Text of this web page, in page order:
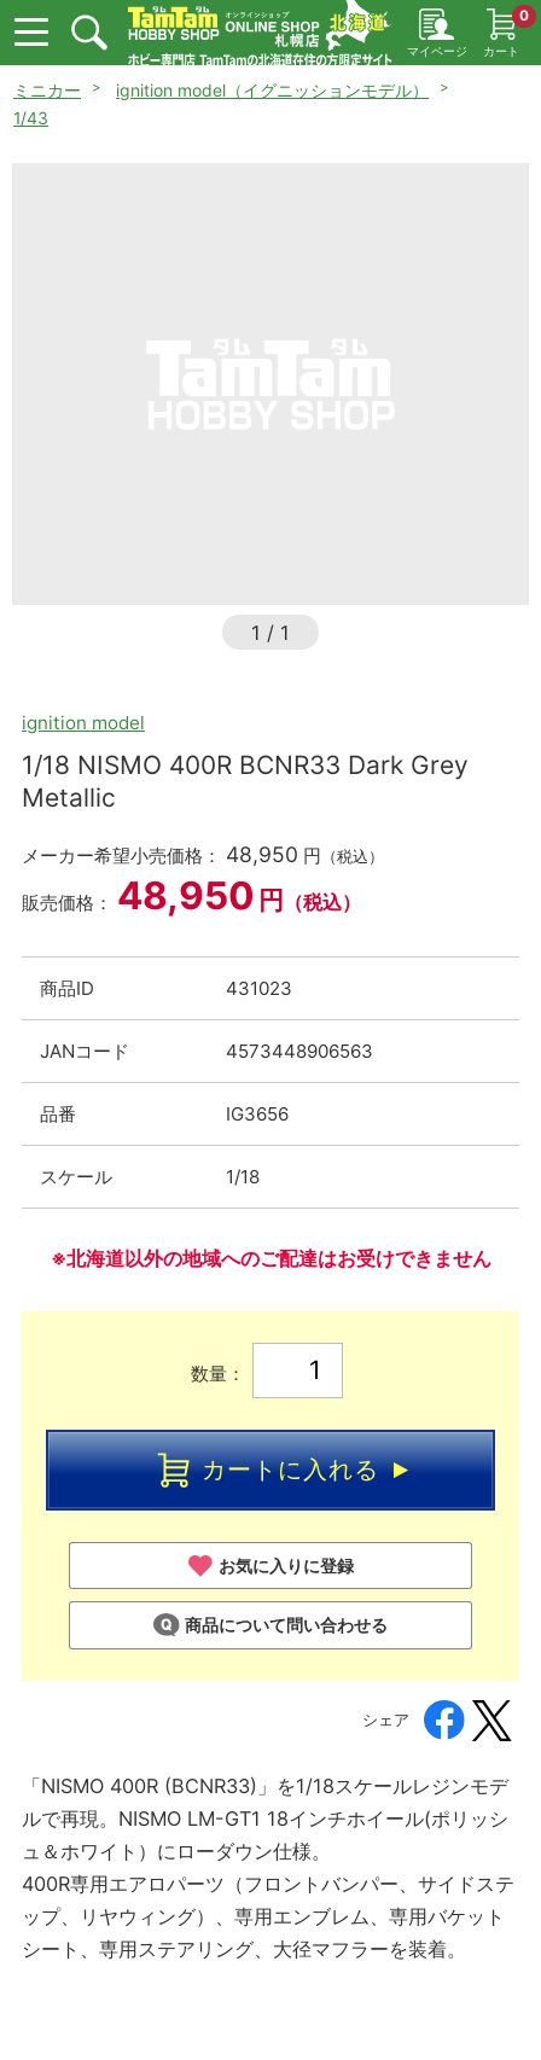
マイページ カート
0
ミニカー
ignition model（イグニッションモデル）
1/43
1 / 1
ignition model
1/18 NISMO 400R BCNR33 Dark Grey
Metallic
メーカー希望小売価格： 48,950 円 （税込）
販売価格： 48,950 円 （税込）
商品ID 431023
JANコード 4573448906563
品番 IG3656
スケール 1/18
※北海道以外の地域へのご配達はお受けできません
数量：
カートに入れる
お気に入りに登録
商品について問い合わせる
シェア
「NISMO 400R (BCNR33)」を1/18スケールレジンモデ
ルで再現。NISMO LM-GT1 18インチホイール(ポリッシ
ュ＆ホワイト）にローダウン仕様。
400R専用エアロパーツ（フロントバンパー、サイドステ
ップ、リヤウィング）、専用エンブレム、専用バケット
シート、専用ステアリング、大径マフラーを装着。